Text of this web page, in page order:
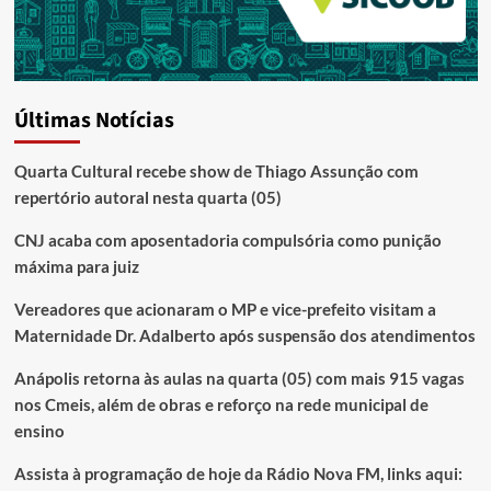
Últimas Notícias
Quarta Cultural recebe show de Thiago Assunção com
repertório autoral nesta quarta (05)
CNJ acaba com aposentadoria compulsória como punição
máxima para juiz
Vereadores que acionaram o MP e vice-prefeito visitam a
Maternidade Dr. Adalberto após suspensão dos atendimentos
Anápolis retorna às aulas na quarta (05) com mais 915 vagas
nos Cmeis, além de obras e reforço na rede municipal de
ensino
Assista à programação de hoje da Rádio Nova FM, links aqui: